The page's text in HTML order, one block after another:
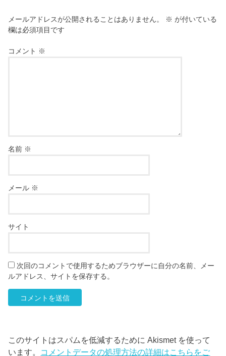
メールアドレスが公開されることはありません。 ※ が付いている
欄は必須項目です
コメント ※
名前 ※
メール ※
サイト
次回のコメントで使用するためブラウザーに自分の名前、メー
ルアドレス、サイトを保存する。
このサイトはスパムを低減するために Akismet を使って
います。 コメントデータの処理方法の詳細はこちらをご